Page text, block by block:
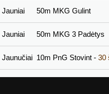
Jauniai 50m MKG Gulint
Jauniai 50m MKG 3 Padėtys
Jaunučiai 10m PnG Stovint - 30